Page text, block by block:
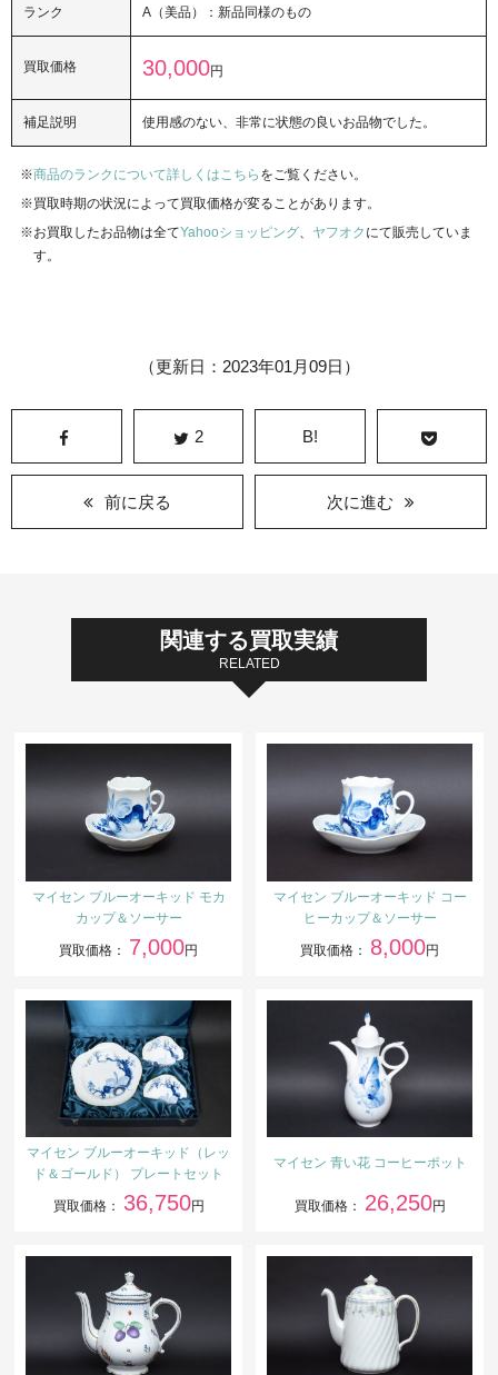
ランク A（美品）：新品同様のもの
買取価格 30,000円
補足説明 使用感のない、非常に状態の良いお品物でした。
商品のランクについて詳しくはこちら をご覧ください。
買取時期の状況によって買取価格が変ることがあります。
お買取したお品物は全てYahooショッピング、 ヤフオク にて販売していま
す。
（更新日：2023年01月09日）
2 B!
前に戻る 次に進む
関連する買取実績
RELATED
マイセン ブルーオーキッド モカ
カップ＆ソーサー
買取価格： 7,000円
マイセン ブルーオーキッド コー
ヒーカップ＆ソーサー
買取価格： 8,000円
マイセン ブルーオーキッド（レッ
ド＆ゴールド） プレートセット
買取価格： 36,750円
マイセン 青い花 コーヒーポット
買取価格： 26,250円